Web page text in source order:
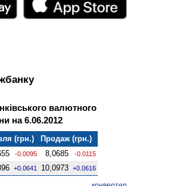
валютного
на 6.06.2012
(грн.)
Продаж (грн.)
-0.0095 8,0685 -0.0115
+0.0641 10,0973 +0.0616